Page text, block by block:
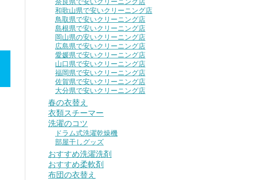
奈良県で安いクリーニング店
和歌山県で安いクリーニング店
鳥取県で安いクリーニング店
島根県で安いクリーニング店
岡山県の安いクリーニング店
広島県で安いクリーニング店
愛媛県で安いクリーニング店
山口県で安いクリーニング店
福岡県で安いクリーニング店
佐賀県で安いクリーニング店
大分県で安いクリーニング店
春の衣替え
衣類スチーマー
洗濯のコツ
ドラム式洗濯乾燥機
部屋干しグッズ
おすすめ洗濯洗剤
おすすめ柔軟剤
布団の衣替え